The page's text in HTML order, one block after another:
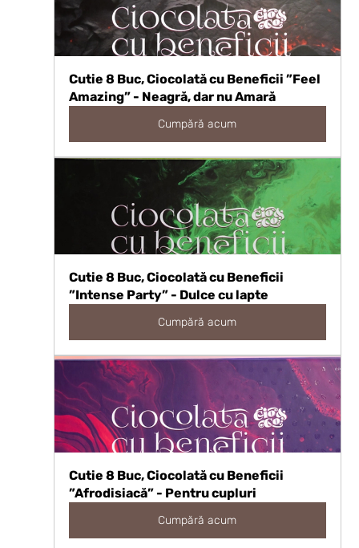
Cutie 8 Buc, Ciocolată cu Beneficii ”Feel
Amazing” - Neagră, dar nu Amară
Cumpără acum
Cutie 8 Buc, Ciocolată cu Beneficii
”Intense Party” - Dulce cu lapte
Cumpără acum
Cutie 8 Buc, Ciocolată cu Beneficii
”Afrodisiacă” - Pentru cupluri
Cumpără acum